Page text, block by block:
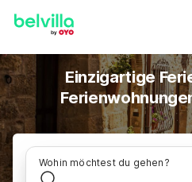
Einzigartige
Wohin möchtest du gehen?